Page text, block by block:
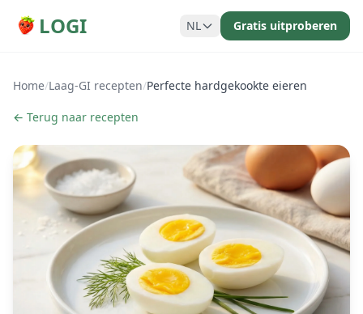
LOGI NL Gratis uitproberen
Home/Laag-GI recepten/Perfecte hardgekookte eieren
← Terug naar recepten